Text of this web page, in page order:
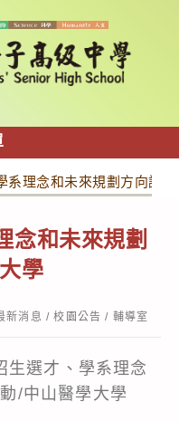
系理念和未來規劃方向說
念和未來規劃
學
新消息 / 校園公告 / 輔導室
生選才、學系理念
/中山醫學大學